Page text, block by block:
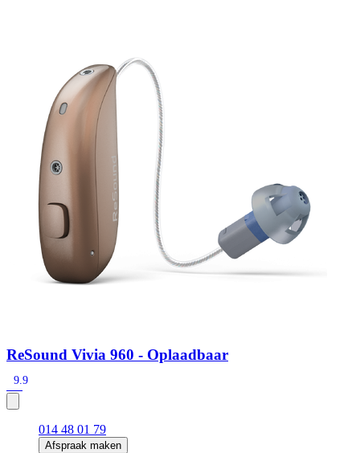
Hoorapparaatbatterijen
Oticon hoorapparaten
ReSound Vivia
Oticon Intent
Signia Silk Filters
Oticon Intent 1 - Oplaadbaar
De Oticon Intent is het nieuwste hoorapparaat van dit moment.
Bekijk
ReSound Vivia 960 - Oplaadbaar
9.9
014 48 01 79
Afspraak maken